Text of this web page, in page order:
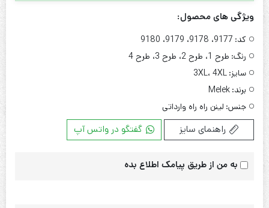
ویژگی های محصول:
کد: 9177، 9178، 9179، 9180
رنگ: طرح 1، طرح 2، طرح 3، طرح 4
سایز: 3XL، 4XL
برند: Melek
جنس: لینن راه راه وارداتی
راهنمای سایز گفتگو در واتس آپ
به من از طریق پیامک اطلاع بده